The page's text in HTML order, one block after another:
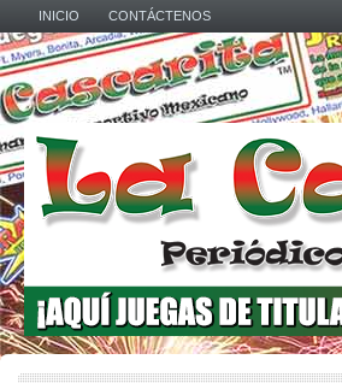
INICIO CONTÁCTENOS